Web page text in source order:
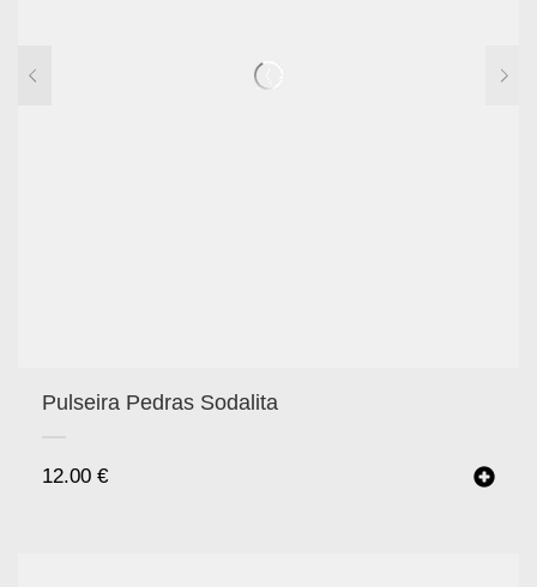
Pulseira Pedras Sodalita
12.00 €